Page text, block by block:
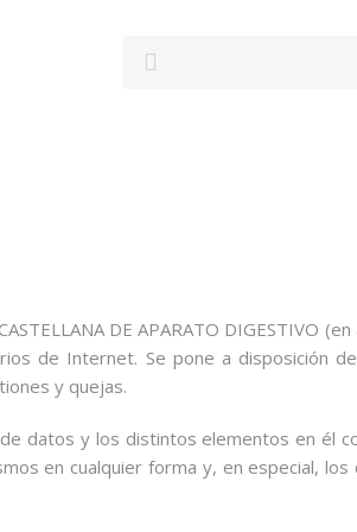
DE APARATO DIGESTIVO
de Internet. Se pone a disposición
y quejas.
datos y los distintos elementos en él
en cualquier forma y, en especial, los